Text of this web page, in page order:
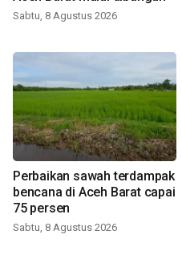
Sabtu, 8 Agustus 2026
Perbaikan sawah terdampak
bencana di Aceh Barat capai
75 persen
Sabtu, 8 Agustus 2026